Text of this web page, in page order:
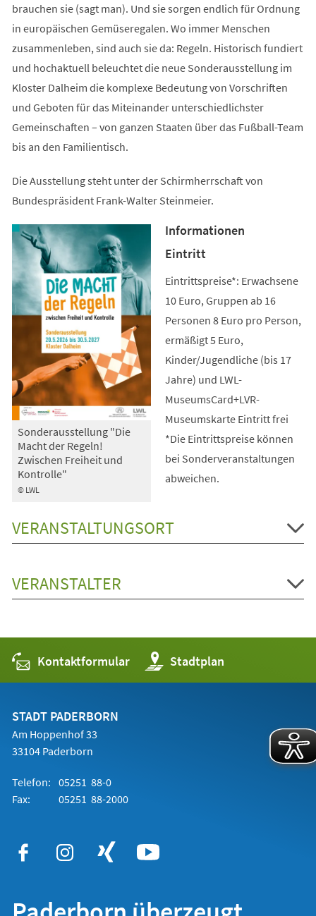
brauchen sie (sagt man). Und sie sorgen endlich für Ordnung
in europäischen Gemüseregalen. Wo immer Menschen
zusammenleben, sind auch sie da: Regeln. Historisch fundiert
und hochaktuell beleuchtet die neue Sonderausstellung im
Kloster Dalheim die komplexe Bedeutung von Vorschriften
und Geboten für das Miteinander unterschiedlichster
Gemeinschaften – von ganzen Staaten über das Fußball-Team
bis an den Familientisch.
Die Ausstellung steht unter der Schirmherrschaft von
Bundespräsident Frank-Walter Steinmeier.
© LWL
Sonderausstellung "Die
Macht der Regeln!
Zwischen Freiheit und
Kontrolle"
Informationen
Eintritt
Eintrittspreise*: Erwachsene
10 Euro, Gruppen ab 16
Personen 8 Euro pro Person,
ermäßigt 5 Euro,
Kinder/Jugendliche (bis 17
Jahre) und LWL-
MuseumsCard+LVR-
Museumskarte Eintritt frei
*Die Eintrittspreise können
bei Sonderveranstaltungen
abweichen.
VERANSTALTUNGSORT
VERANSTALTER
Kontaktformular Stadtplan
(Öffnet
in
einem
STADT PADERBORN
Am Hoppenhof 33
33104 Paderborn
Telefon: 05251 88-0
Fax:
05251 88-2000